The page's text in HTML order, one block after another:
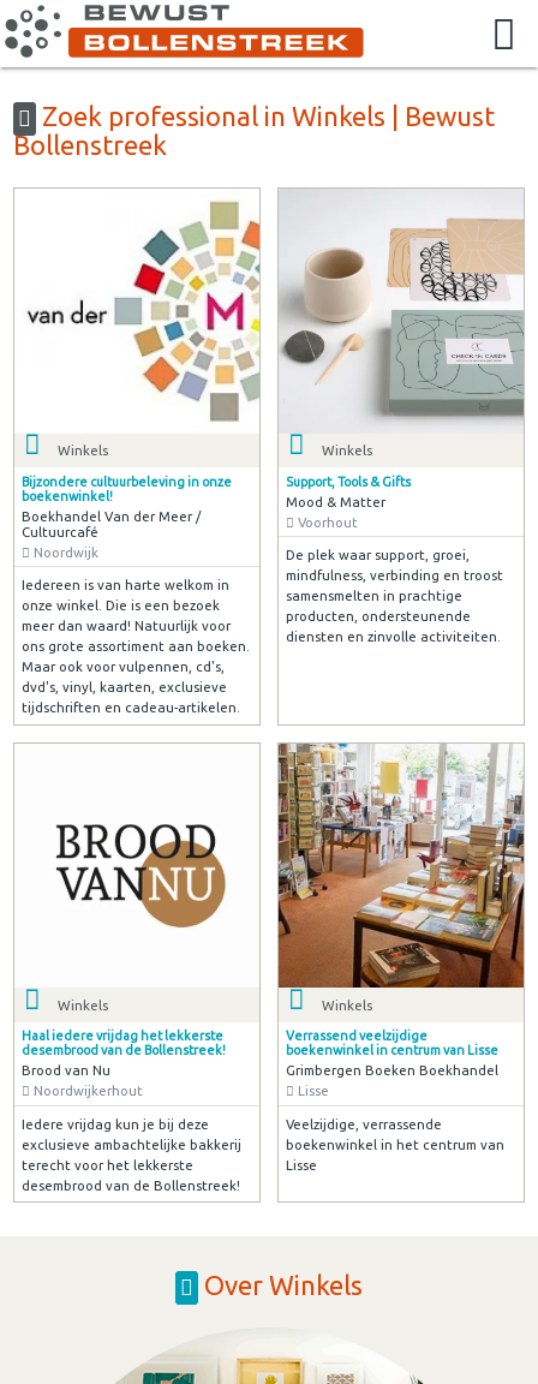
Zoek professional in Winkels | Bewust
Bollenstreek
Winkels
Bijzondere cultuurbeleving in onze
boekenwinkel!
Boekhandel Van der Meer /
Cultuurcafé
Noordwijk
Iedereen is van harte welkom in
onze winkel. Die is een bezoek
meer dan waard! Natuurlijk voor
ons grote assortiment aan boeken.
Maar ook voor vulpennen, cd's,
dvd's, vinyl, kaarten, exclusieve
tijdschriften en cadeau-artikelen.
Winkels
Support, Tools & Gifts
Mood & Matter
Voorhout
De plek waar support, groei,
mindfulness, verbinding en troost
samensmelten in prachtige
producten, ondersteunende
diensten en zinvolle activiteiten.
Winkels
Haal iedere vrijdag het lekkerste
desembrood van de Bollenstreek!
Brood van Nu
Noordwijkerhout
Iedere vrijdag kun je bij deze
exclusieve ambachtelijke bakkerij
terecht voor het lekkerste
desembrood van de Bollenstreek!
Winkels
Verrassend veelzijdige
boekenwinkel in centrum van Lisse
Grimbergen Boeken Boekhandel
Lisse
Veelzijdige, verrassende
boekenwinkel in het centrum van
Lisse
Over Winkels